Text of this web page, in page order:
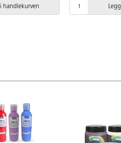
i minst 24 timer
brukes ute.
handlekurven
nesten
brukes på de